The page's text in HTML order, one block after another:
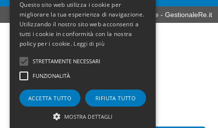
Software gestionale immobiliare - GestionaleRe.it
Questo sito web utilizza i cookie per
migliorare la tua esperienza di navigazione.
Utilizzando il nostro sito web acconsenti a
tutti i cookie in conformità con la nostra
policy per i cookie. Leggi di più
STRETTAMENTE NECESSARI
FUNZIONALITÀ
ACCETTA TUTTO RIFIUTA TUTTO
MOSTRA DETTAGLI